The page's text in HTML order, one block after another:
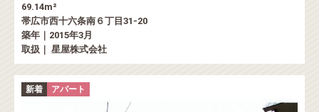
69.14m²
帯広市西十六条南６丁目31-20
築年｜2015年3月
取扱｜ 星屋株式会社
新着 アパート